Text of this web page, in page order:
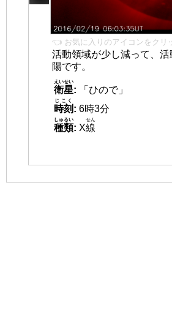
👈 お気に入りのアイコンをクリ
活動領域が少し減って、
陽です。
衛星
えいせい
:
「ひので」
時刻
じこく
: 6時3分
種類
しゅるい
: X線
せん